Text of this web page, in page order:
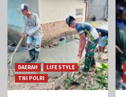
DAERAH
LIFE STYLE
TNI POLRI